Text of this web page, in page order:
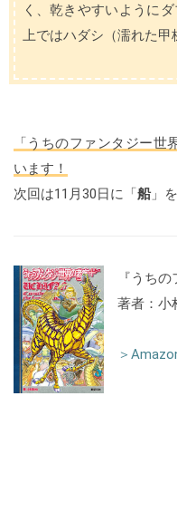
く、乾きやすいように
上ではハダシ（濡れた甲
「うちのファンタジー
います！
次回は11月30日に「船」
『うち
著者：小
＞